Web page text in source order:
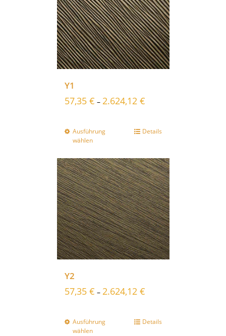
Y1
57,35 € – 2.624,12 €
Ausführung
wählen
Details
Y2
57,35 € – 2.624,12 €
Ausführung
wählen
Details